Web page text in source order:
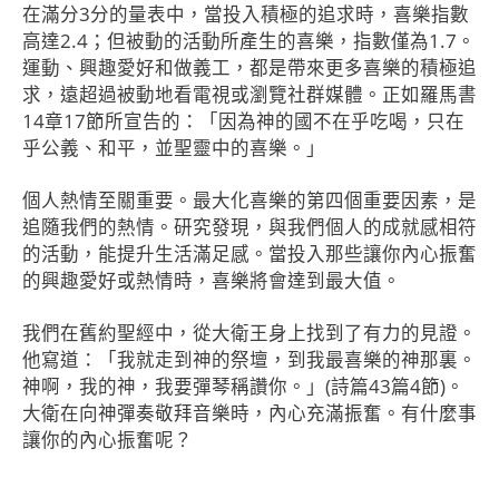
在滿分3分的量表中，當投入積極的追求時，喜樂指數
高達2.4；但被動的活動所產生的喜樂，指數僅為1.7。
運動、興趣愛好和做義工，都是帶來更多喜樂的積極追
求，遠超過被動地看電視或瀏覽社群媒體。正如羅馬書
14章17節所宣告的：「因為神的國不在乎吃喝，只在
乎公義、和平，並聖靈中的喜樂。」
個人熱情至關重要。最大化喜樂的第四個重要因素，是
追隨我們的熱情。研究發現，與我們個人的成就感相符
的活動，能提升生活滿足感。當投入那些讓你內心振奮
的興趣愛好或熱情時，喜樂將會達到最大值。
我們在舊約聖經中，從大衛王身上找到了有力的見證。
他寫道：「我就走到神的祭壇，到我最喜樂的神那裏。
神啊，我的神，我要彈琴稱讚你。」(詩篇43篇4節)。
大衛在向神彈奏敬拜音樂時，內心充滿振奮。有什麼事
讓你的內心振奮呢？